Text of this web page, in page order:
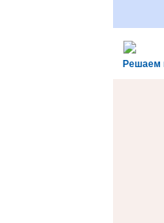
Решаем